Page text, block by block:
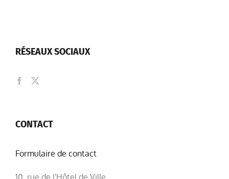
RÉSEAUX SOCIAUX
CONTACT
Formulaire de contact